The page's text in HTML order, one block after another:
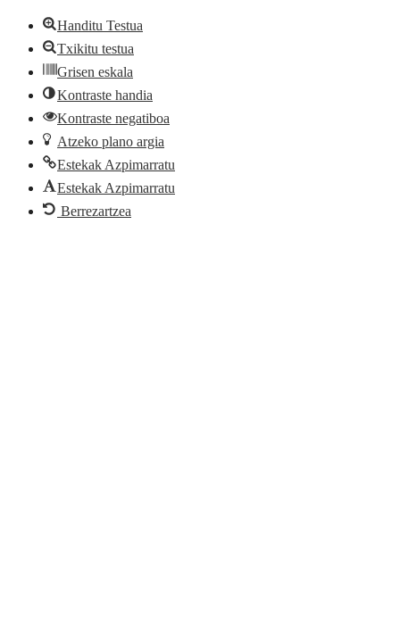
Handitu Testua
Txikitu testua
Grisen eskala
Kontraste handia
Kontraste negatiboa
Atzeko plano argia
Estekak Azpimarratu
Estekak Azpimarratu
Berrezartzea